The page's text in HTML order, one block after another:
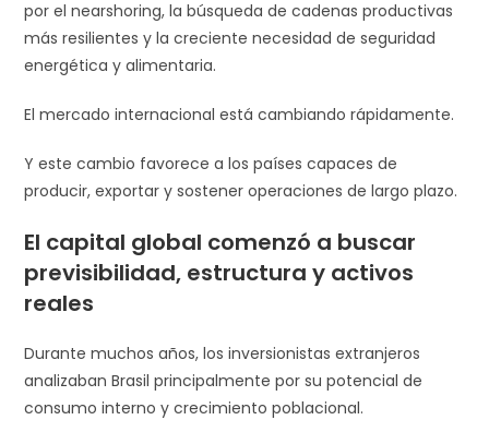
por el nearshoring, la búsqueda de cadenas productivas
más resilientes y la creciente necesidad de seguridad
energética y alimentaria.
El mercado internacional está cambiando rápidamente.
Y este cambio favorece a los países capaces de
producir, exportar y sostener operaciones de largo plazo.
El capital global comenzó a buscar
previsibilidad, estructura y activos
reales
Durante muchos años, los inversionistas extranjeros
analizaban Brasil principalmente por su potencial de
consumo interno y crecimiento poblacional.